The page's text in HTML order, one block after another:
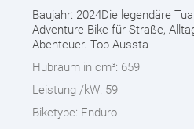
Baujahr: 2024Die legendäre
Adventure Bike für Straße,
Abenteuer. Top Aussta
Hubraum in cm³: 659
Leistung /kW: 59
Biketype: Enduro